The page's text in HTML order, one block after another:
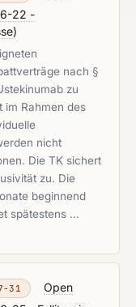
22 -
)
nach §
zu
im Rahmen des
nicht
Die TK sichert
zu. Die
beginnend
spätestens …
31
Open